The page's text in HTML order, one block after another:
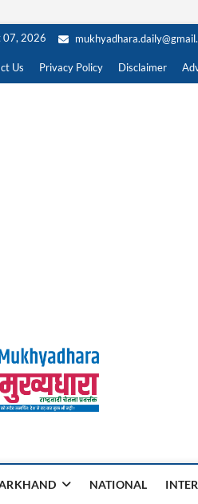
07, 2026
Us Privacy Policy Disclaimer
NATIONAL